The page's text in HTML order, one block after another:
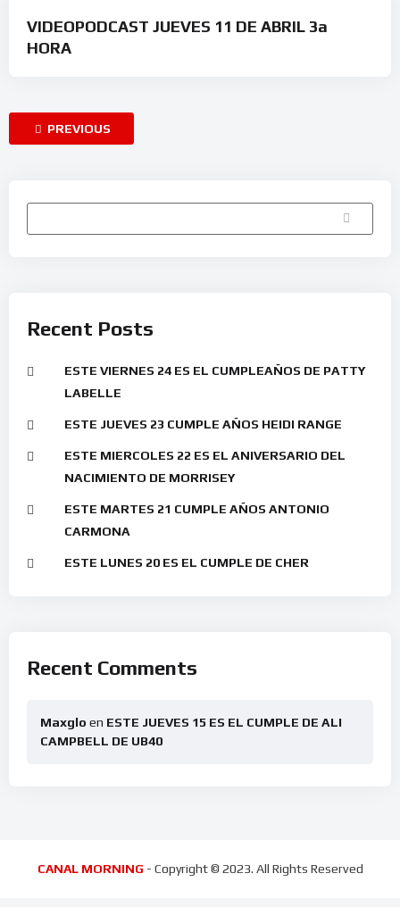
VIDEOPODCAST JUEVES 11 DE ABRIL 3a
HORA
PREVIOUS
Buscar
Recent Posts
ESTE VIERNES 24 ES EL CUMPLEAÑOS DE PATTY
LABELLE
ESTE JUEVES 23 CUMPLE AÑOS HEIDI RANGE
ESTE MIERCOLES 22 ES EL ANIVERSARIO DEL
NACIMIENTO DE MORRISEY
ESTE MARTES 21 CUMPLE AÑOS ANTONIO
CARMONA
ESTE LUNES 20 ES EL CUMPLE DE CHER
Recent Comments
Maxglo en ESTE JUEVES 15 ES EL CUMPLE DE ALI
CAMPBELL DE UB40
CANAL MORNING - Copyright © 2023. All Rights Reserved